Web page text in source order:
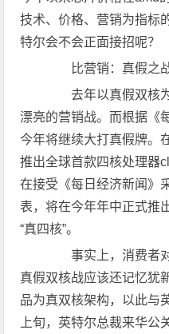
技术、价格、营销为指标
特尔会不会正面接招呢？
比营销：真假之战
去年以真假双核为
漂亮的营销战。而根据《
今年将继续大打真假牌。
推出全球首款四核处理器
在接受《每日经济新闻》
表，将在今年年中正式推
“真四核”。
事实上，消费者对
真假双核战应该还记忆犹
品为真双核架构，以此与
上旬，英特尔总裁来华公